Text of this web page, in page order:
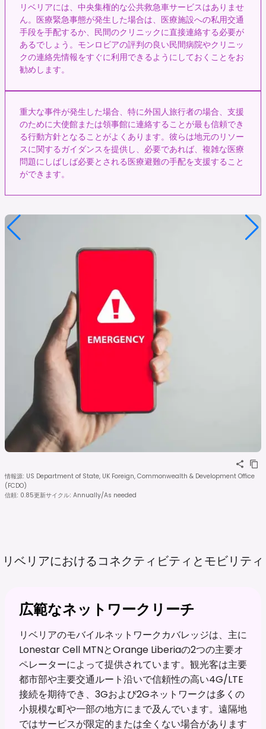
リベリアには、中央集権的な公共救急車サービスはありませ
ん。医療緊急事態が発生した場合は、医療施設への私用交通
手段を手配するか、民間のクリニックに直接連絡する必要が
あるでしょう。モンロビアの評判の良い民間病院やクリニッ
クの連絡先情報をすぐに利用できるようにしておくことをお
勧めします。
重大な事件が発生した場合、特に外国人旅行者の場合、支援
のために大使館または領事館に連絡することが最も信頼でき
る行動方針となることがよくあります。彼らは地元のリソー
スに関するガイダンスを提供し、必要であれば、複雑な医療
問題にしばしば必要とされる医療避難の手配を支援すること
ができます。
情報源: US Department of State, UK Foreign, Commonwealth & Development Office
(FCDO)
信頼: 0.85更新サイクル: Annually/As needed
リベリアにおけるコネクティビティとモビリティ
広範なネットワークリーチ
リベリアのモバイルネットワークカバレッジは、主に
Lonestar Cell MTNとOrange Liberiaの2つの主要オ
ペレーターによって提供されています。観光客は主要
都市部や主要交通ルート沿いで信頼性の高い4G/LTE
接続を期待でき、3Gおよび2Gネットワークは多くの
小規模な町や一部の地方にまで及んでいます。遠隔地
ではサービスが限定的または全くない場合があります